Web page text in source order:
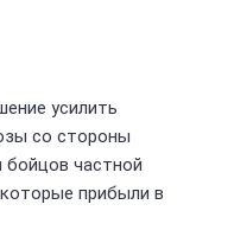
усилить
со стороны
бойцов частной
прибыли в